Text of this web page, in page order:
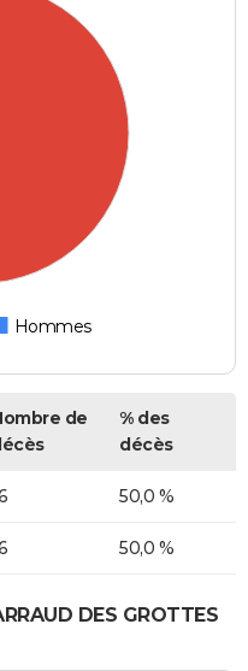
Hommes
de
% des
décès
50,0 %
50,0 %
DES GROTTES